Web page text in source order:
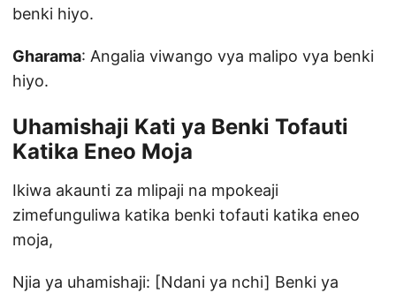
benki hiyo.
Gharama: Angalia viwango vya malipo vya benki
hiyo.
Uhamishaji Kati ya Benki Tofauti
Katika Eneo Moja
Ikiwa akaunti za mlipaji na mpokeaji
zimefunguliwa katika benki tofauti katika eneo
moja,
Njia ya uhamishaji: [Ndani ya nchi] Benki ya